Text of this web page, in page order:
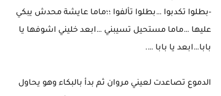
-بطلوا تكدبوا …بطلوا تألفوا ؛؛ماما عايشة محدش يبكي
عليها …ماما مستحيل تسيبني …ابعد خليني اشوفها يا
بابا…ابعد يا بابا ….
الدموع تصاعدت لعيني مروان ثم بدأ بالبكاء وهو يحاول